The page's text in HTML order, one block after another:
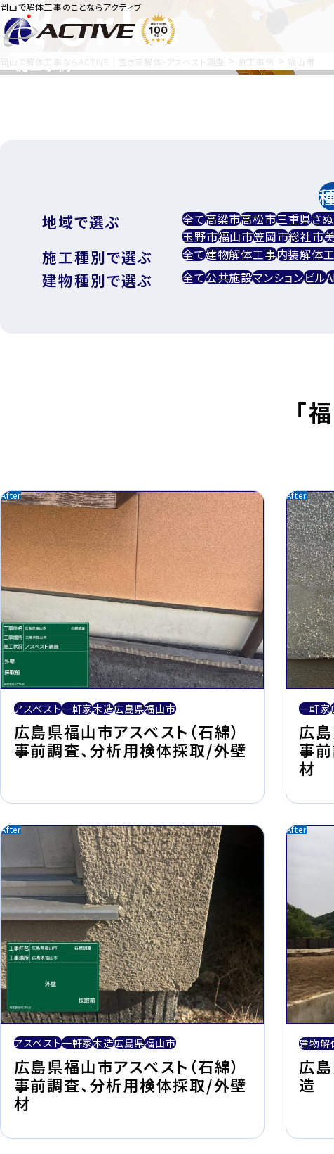
岡山で解体工事のことならアクティブ
Works
施工事例
岡山で解体工事ならACTIVE｜空き家解体・アスベスト調査 > 施工事例 > 福山市
地域で選ぶ 全て高梁市高松市三重県さ
玉野市福山市笠岡市総社市
施工種別で選ぶ 全て建物解体工事内装解体
建物種別で選ぶ 全て公共施設マンションビル
「
アスベスト一軒家木造広島県福山市
広島県福山市アスベスト（石綿）
事前調査、分析用検体採取/外壁
一軒家
広島
事
材
アスベスト一軒家木造広島県福山市
広島県福山市アスベスト（石綿）
事前調査、分析用検体採取/外壁
材
建物解
広
造